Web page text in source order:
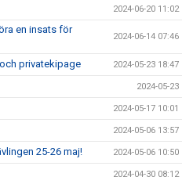
2024-06-20 11:02
en insats för
2024-06-14 07:46
privatekipage 2024-05-23 18:47
2024-05-23
2024-05-17 10:01
2024-05-06 13:57
25-26 maj! 2024-05-06 10:50
2024-04-30 08:12